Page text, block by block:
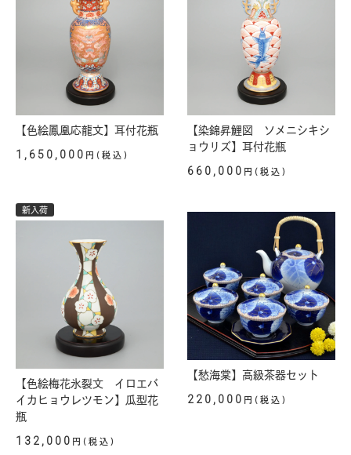
【色絵鳳凰応龍文】耳付花瓶
1,650,000 円(税込)
【染錦昇鯉図 ソメニシキシ
ョウリズ】耳付花瓶
660,000 円(税込)
新入荷
【色絵梅花氷裂文 イロエバ
イカヒョウレツモン】瓜型花
瓶
132,000 円(税込)
【愁海棠】高級茶器セット
220,000 円(税込)